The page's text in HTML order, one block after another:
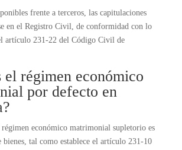
frente a terceros, las capitulaciones
en el Registro Civil, de conformidad con lo
artículo 231-22 del Código Civil de
el régimen económico
por defecto en
económico matrimonial supletorio es
bienes, tal como establece el artículo 231-10